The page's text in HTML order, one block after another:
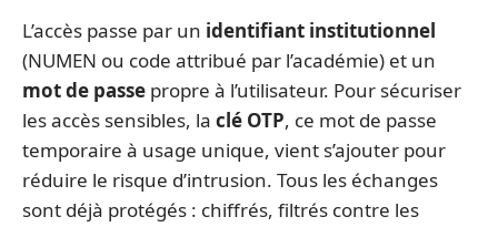
L’accès passe par un identifiant institutionnel
(NUMEN ou code attribué par l’académie) et un
mot de passe propre à l’utilisateur. Pour sécuriser
les accès sensibles, la clé OTP, ce mot de passe
temporaire à usage unique, vient s’ajouter pour
réduire le risque d’intrusion. Tous les échanges
sont déjà protégés : chiffrés, filtrés contre les